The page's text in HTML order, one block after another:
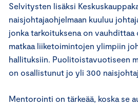
Selvitysten lisäksi
naisjohtajaohjelmaan kuuluu
jonka tarkoituksena on vauhdittaa
matkaa liiketoimintojen ylimpiin
hallituksiin. Puolitoistavuotiseen
on osallistunut jo yli 300
Mentorointi on tärkeää, koska se